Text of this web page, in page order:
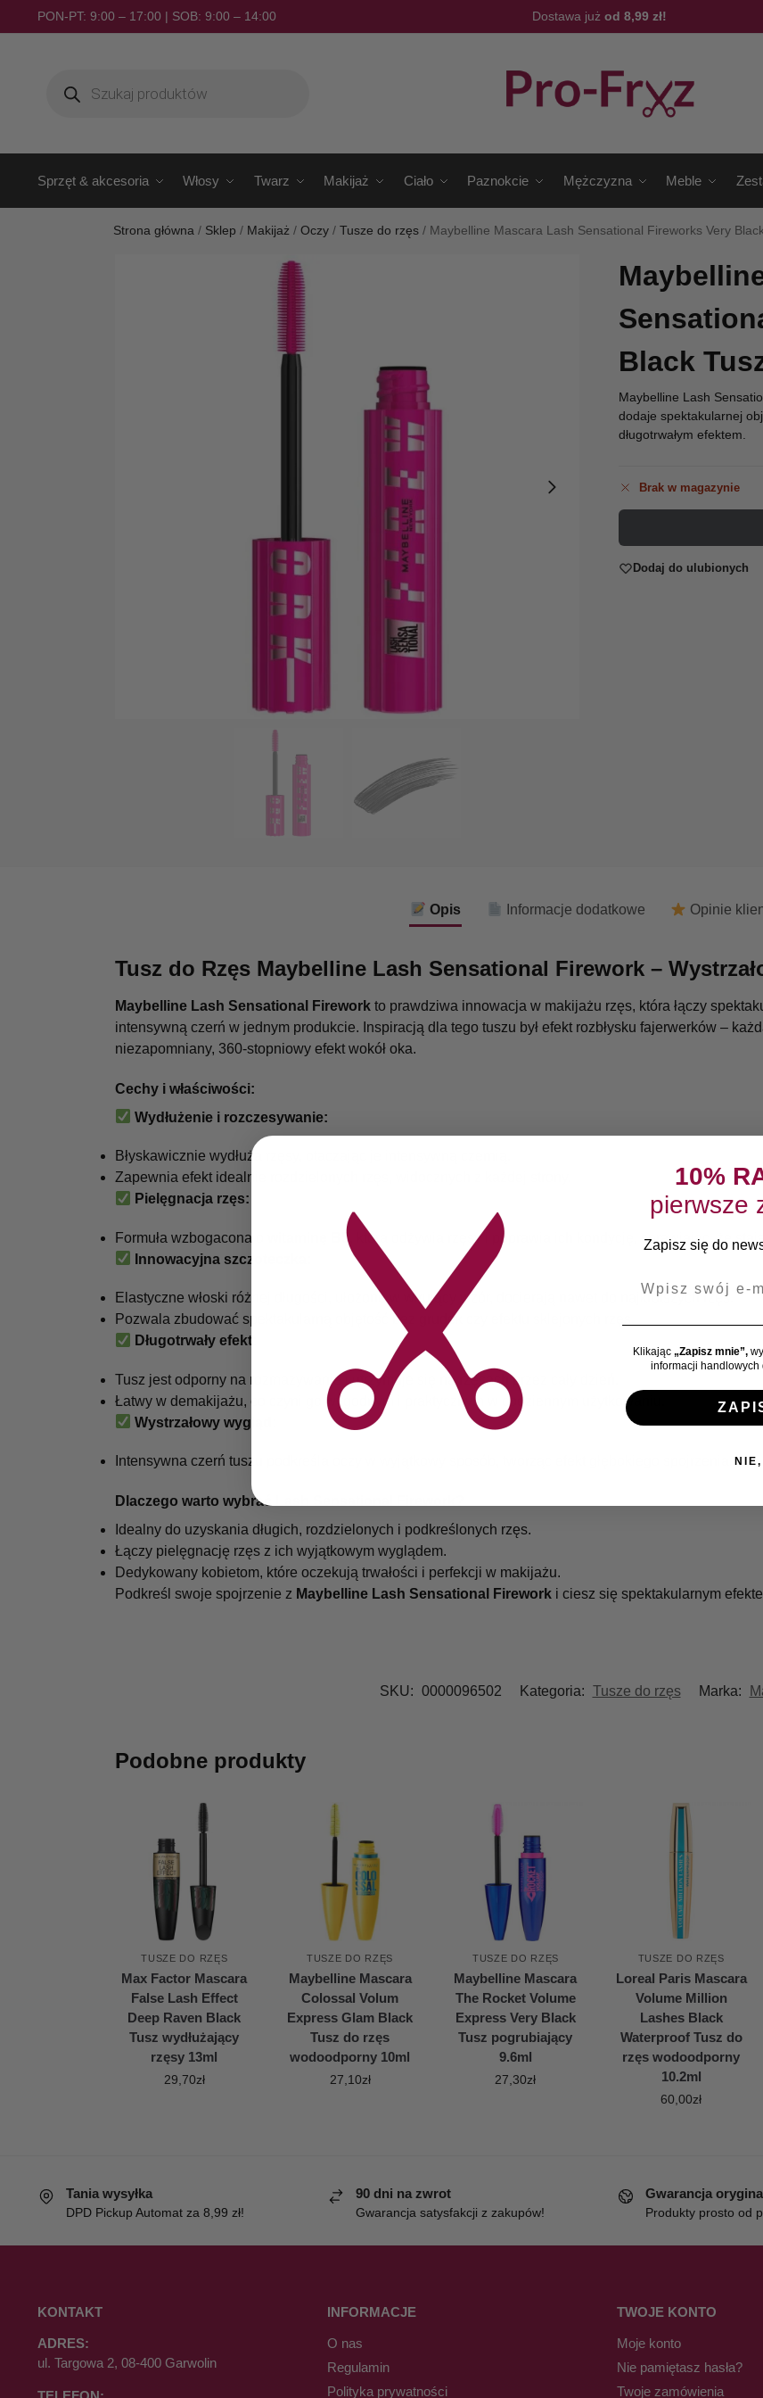
PON-PT: 9:00 – 17:00 | SOB: 9:00 – 14:00 Dostawa już od 8,99 zł!
Sprzęt & akcesoria Włosy Twarz Makijaż Ciało Paznokcie Mężczyzna Meble
Strona główna / Sklep / Makijaż /Oczy /Tusze do rzęs / Maybelline Mascara Lash Sensational Fireworks Very
Black
Maybelline Lash
dodaje spektakularnej
długotrwałym efektem.
Brak w magazynie
Dodaj do ulubionych
Opis Informacje dodatkowe Opinie
Tusz do Rzęs Maybelline Lash Sensational Firework –
Maybelline Lash Sensational Fireworkto prawdziwa innowacja w makijażu rzęs, która łączy
intensywną czerń w jednym produkcie. Inspiracją dla tego tuszu był efekt rozbłysku fajerwerków –
niezapomniany, 360-stopniowy efekt wokół oka.
Cechy i właściwości:
Wydłużenie i rozczesywanie:
Błyskawicznie wydłuża rzęsy, otaczając je intensywną czernią.
Zapewnia efekt idealnie rozdzielonych rzęs, widocznych z każdej strony.
Pielęgnacja rzęs:
Formuła wzbogacona o witaminę B5 , która odżywia rzęsy i poprawia ich kondycję, sprawiając, że
Innowacyjna szczoteczka:
Elastyczne włoski różnej długości, ułożone w wirujący wzór, docierają nawet do najkrótszych rzęs.
Pozwala zbudować spektakularną objętość bez grudek czy efektu sklejonych rzęs.
Długotrwały efekt:
Tusz jest odporny na rozmazywanie i utrzymuje się na rzęsach przez cały dzień.
Łatwy w demakijażu, co czyni go wygodnym i praktycznym w codziennym użytkowaniu.
Wystrzałowy wygląd:
Intensywna czerń tuszu podkreśla oczy w wyjątkowy sposób, tworząc efekt głębokiego spojrzenia.
Dlaczego warto wybrać Lash Sensational Firework?
Idealny do uzyskania długich, rozdzielonych i podkreślonych rzęs.
Łączy pielęgnację rzęs z ich wyjątkowym wyglądem.
Dedykowany kobietom, które oczekują trwałości i perfekcji w makijażu.
Podkreśl swoje spojrzenie z Maybelline Lash Sensational Fireworki ciesz się spektakularnym
SKU: 0000096502 Kategoria: Tusze do rzęs Marka:
Podobne produkty
TUSZE DO RZĘS
Max Factor Mascara
False Lash Effect
Deep Raven Black
Tusz wydłużający
rzęsy 13ml
29,70zł
TUSZE DO RZĘS
Maybelline Mascara
Colossal Volum
Express Glam Black
Tusz do rzęs
wodoodporny 10ml
27,10zł
TUSZE DO RZĘS
Maybelline Mascara
The Rocket Volume
Express Very Black
Tusz pogrubiający
9.6ml
27,30zł
TUSZE DO RZĘS
Loreal Paris Mascara
Volume Million
Lashes Black
Waterproof Tusz do
rzęs wodoodporny
10.2ml
60,00zł
Tania wysyłka
DPD Pickup Automat za 8,99 zł!
90 dni na zwrot
Gwarancja satysfakcji z zakupów!
Gwarancja
Produkty prosto od
KONTAKT
ADRES:
ul. Targowa 2, 08-400 Garwolin
INFORMACJE
O nas
Regulamin
Polityka prywatności
TWOJE KONTO
Moje konto
Nie pamiętasz hasła?
Twoje zamówienia
10%
pierwsze
Zapisz się do
Klikając „Zapisz mnie”,
informacji handlowych